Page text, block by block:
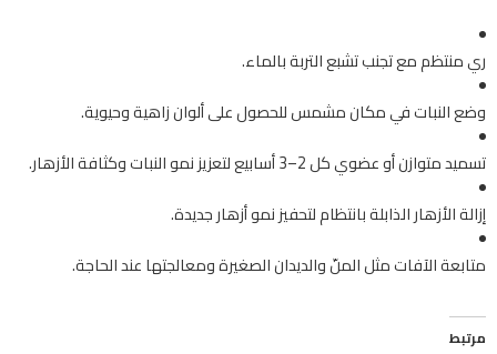
ري منتظم مع تجنب تشبع التربة بالماء.
وضع النبات في مكان مشمس للحصول على ألوان زاهية وحيوية.
تسميد متوازن أو عضوي كل 2–3 أسابيع لتعزيز نمو النبات وكثافة الأزهار.
إزالة الأزهار الذابلة بانتظام لتحفيز نمو أزهار جديدة.
متابعة الآفات مثل المنّ والديدان الصغيرة ومعالجتها عند الحاجة.
مرتبط